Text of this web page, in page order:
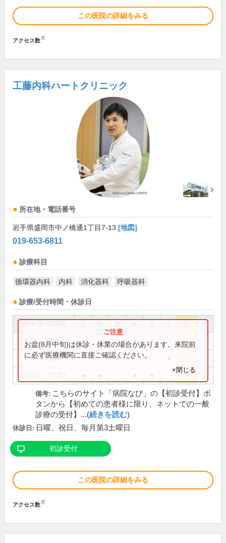
この医院の詳細をみる
アクセス数※
工藤内科ハートクリニック
所在地・電話番号
岩手県盛岡市中ノ橋通1丁目7-13 [地図]
019-653-6811
診療科目
循環器内科 内科 消化器科 呼吸器科
診療/受付時間・休診日
祝
8:55～11:30 ● ● ● ●
8:55～12:30 ●
お盆(8月中旬)は休診・休業の場合があります。来院前
に必ず医療機関に直接ご確認ください。
×閉じる
備考: こちらのサイト「病院なび」の【初診受付】ボ
タンから【初めての患者様に限り、ネットでの一般
診療の受付】...(続きを読む)
休診日: 日曜、祝日、毎月第3土曜日
初診受付
この医院の詳細をみる
アクセス数※